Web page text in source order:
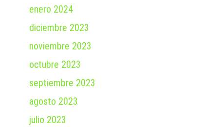
enero 2024
diciembre 2023
noviembre 2023
octubre 2023
septiembre 2023
agosto 2023
julio 2023